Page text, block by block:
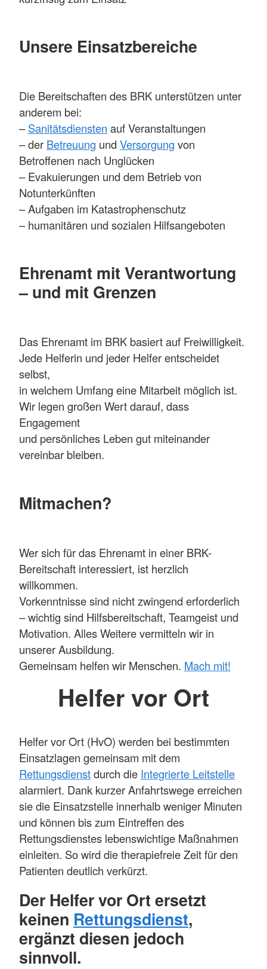
Unsere Einsatzbereiche
Die Bereitschaften des BRK unterstützen unter
anderem bei:
–Sanitätsdiensten auf Veranstaltungen
– der Betreuung und Versorgung von
Betroffenen nach Unglücken
– Evakuierungen und dem Betrieb von
Notunterkünften
– Aufgaben im Katastrophenschutz
– humanitären und sozialen Hilfsangeboten
Ehrenamt mit Verantwortung
– und mit Grenzen
Das Ehrenamt im BRK basiert auf Freiwilligkeit.
Jede Helferin und jeder Helfer entscheidet
selbst,
in welchem Umfang eine Mitarbeit möglich ist.
Wir legen großen Wert darauf, dass
Engagement
und persönliches Leben gut miteinander
vereinbar bleiben.
Mitmachen?
Wer sich für das Ehrenamt in einer BRK-
Bereitschaft interessiert, ist herzlich
willkommen.
Vorkenntnisse sind nicht zwingend erforderlich
– wichtig sind Hilfsbereitschaft, Teamgeist und
Motivation. Alles Weitere vermitteln wir in
unserer Ausbildung.
Gemeinsam helfen wir Menschen. Mach mit!
Helfer vor Ort
Helfer vor Ort (HvO) werden bei bestimmten
Einsatzlagen gemeinsam mit dem
Rettungsdienstdurch die Integrierte Leitstelle
alarmiert. Dank kurzer Anfahrtswege erreichen
sie die Einsatzstelle innerhalb weniger Minuten
und können bis zum Eintreffen des
Rettungsdienstes lebenswichtige Maßnahmen
einleiten. So wird die therapiefreie Zeit für den
Patienten deutlich verkürzt.
Der Helfer vor Ort ersetzt
keinen Rettungsdienst,
ergänzt diesen jedoch
sinnvoll.